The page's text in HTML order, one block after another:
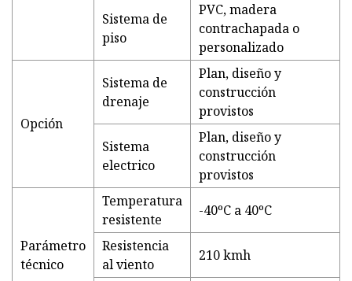
Sistema de
piso
PVC, madera
contrachapada o
personalizado
Opción
Sistema de
drenaje
Plan, diseño y
construcción
provistos
Sistema
electrico
Plan, diseño y
construcción
provistos
Parámetro
técnico
Temperatura
resistente
-40ºC a 40ºC
Resistencia
al viento
210 kmh